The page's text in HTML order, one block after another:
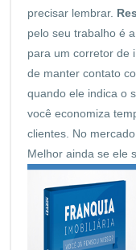
precisar lembrar.
pelo seu trabalho é
para um corretor de
de manter contato
quando ele indica o
você economiza
clientes. No
Melhor ainda se ele